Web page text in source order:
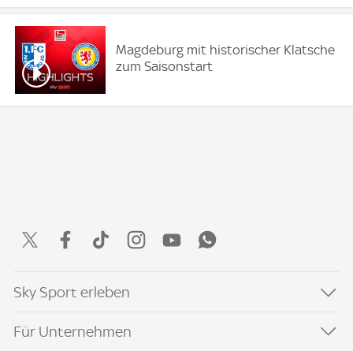
Magdeburg mit historischer Klatsche
zum Saisonstart
Sky Sport erleben
Für Unternehmen